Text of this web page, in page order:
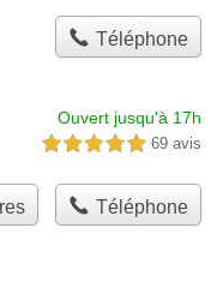
Téléphone
Ouvert jusqu'à 17h
5,0 étoiles sur 5 69 avis
Téléphone